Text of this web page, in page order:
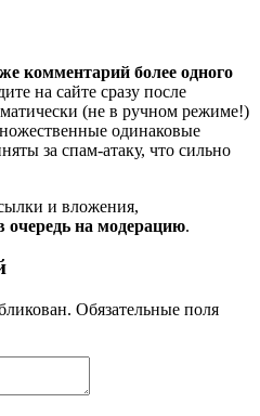
комментарий более одного
на сайте сразу после
(не в ручном режиме!)
одинаковые
за спам-атаку, что сильно
и вложения,
очередь на модерацию.
Обязательные поля